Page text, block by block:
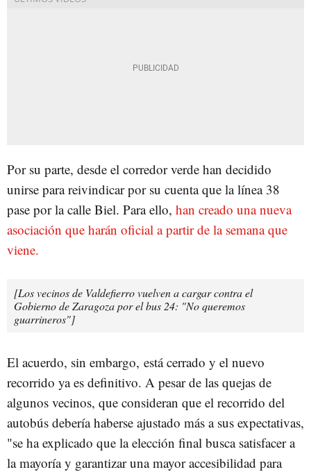
Por su parte, desde el corredor verde han decidido
unirse para reivindicar por su cuenta que la línea 38
pase por la calle Biel. Para ello, han creado una nueva
asociación que harán oficial a partir de la semana que
viene.
[Los vecinos de Valdefierro vuelven a cargar contra el
Gobierno de Zaragoza por el bus 24: "No queremos
guarrineros"]
El acuerdo, sin embargo, está cerrado y el nuevo
recorrido ya es definitivo. A pesar de las quejas de
algunos vecinos, que consideran que el recorrido del
autobús debería haberse ajustado más a sus expectativas,
"se ha explicado que la elección final busca satisfacer a
la mayoría y garantizar una mayor accesibilidad para